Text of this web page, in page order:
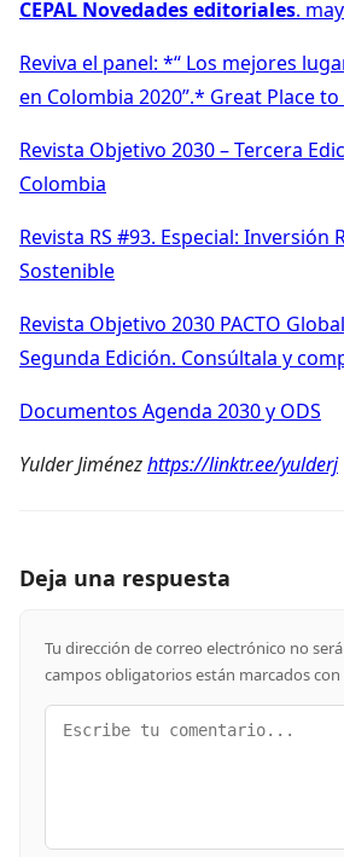
CEPAL Novedades editoriales.
Reviva el panel: *“ Los mejores
en Colombia 2020”.* Great Place
Revista Objetivo 2030 – Tercera
Colombia
Revista RS #93. Especial: Inversión
Sostenible
Revista Objetivo 2030 PACTO
Segunda Edición. Consúltala y
Documentos Agenda 2030 y ODS
Yulder Jiménezhttps://linktr.ee/yulderj
Deja una respuesta
Tu dirección de correo electrónico no
campos obligatorios están marcados con